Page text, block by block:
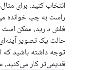
انتخاب کنید. برای
راست به چپ خوانده
فلش دارید، ممکن است
حالت یک تصویر
توجه داشته باشید که
قدیمی‌تر کار می‌کنید،